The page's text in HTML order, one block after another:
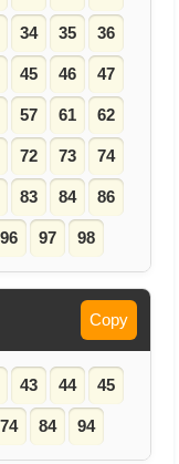
34 35 36
45 46 47
57 61 62
72 73 74
83 84 86
96 97 98
Copy
43 44 45
74 84 94